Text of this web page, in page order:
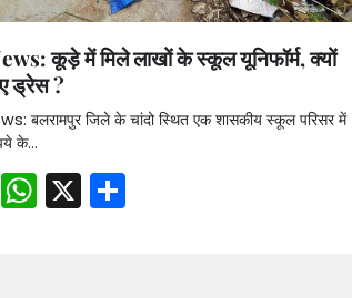
कूड़े में मिले लाखों के स्कूल यूनिफॉर्म, क्यों
ड्रेस ?
बलरामपुर जिले के चांदो स्थित एक शासकीय स्कूल परिसर में
के…
WhatsApp
X Share